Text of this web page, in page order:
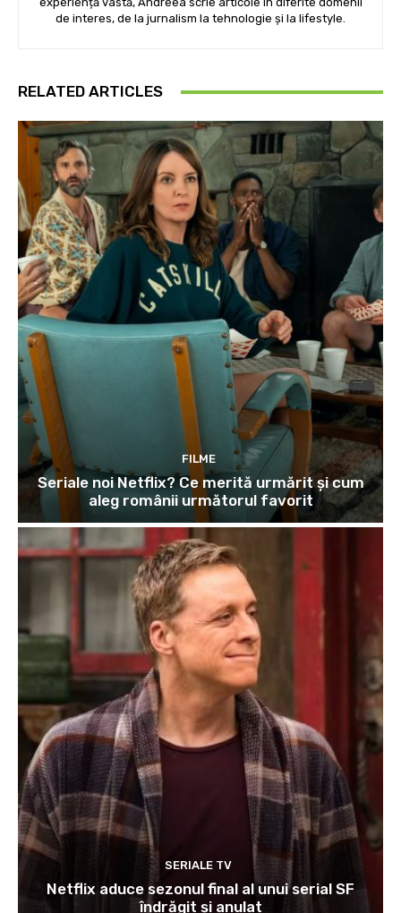
de interes, de la jurnalism la tehnologie și la lifestyle.
RELATED ARTICLES
FILME
Seriale noi Netflix? Ce merită urmărit și cum
aleg românii următorul favorit
SERIALE TV
Netflix aduce sezonul final al unui serial SF
îndrăgit și anulat